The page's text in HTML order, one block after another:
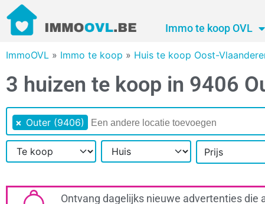
Immo te koop OVL
ImmoOVL » Immo te koop » Huis te koop Oost-
3 huizen te koop in 9406
× Outer (9406)
Prijs
Ontvang dagelijks nieuwe advertenties die